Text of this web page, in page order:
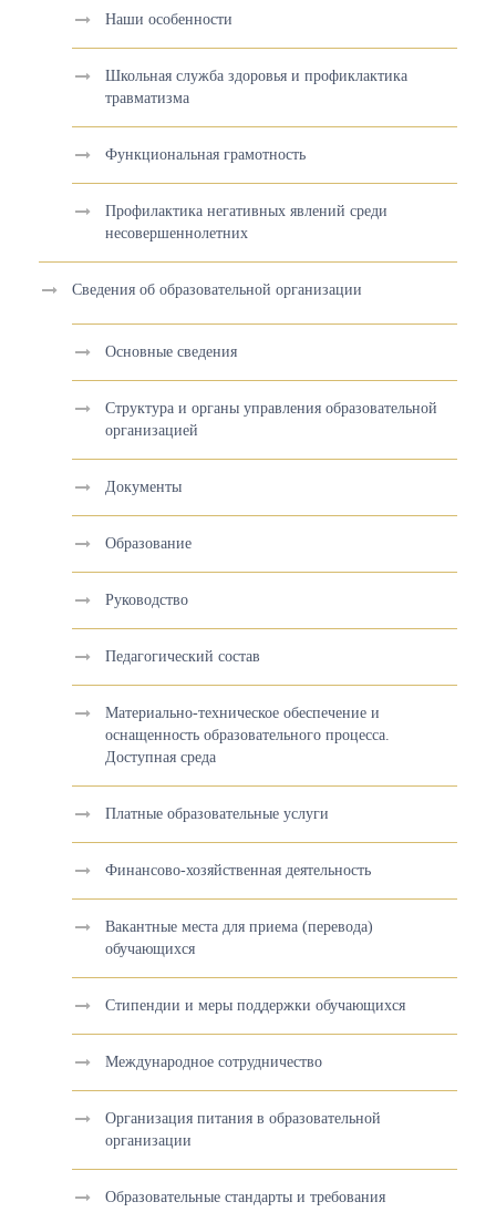
Наши особенности
Школьная служба здоровья и профиклактика
травматизма
Функциональная грамотность
Профилактика негативных явлений среди
несовершеннолетних
Сведения об образовательной организации
Основные сведения
Структура и органы управления образовательной
организацией
Документы
Образование
Руководство
Педагогический состав
Материально-техническое обеспечение и
оснащенность образовательного процесса.
Доступная среда
Платные образовательные услуги
Финансово-хозяйственная деятельность
Вакантные места для приема (перевода)
обучающихся
Стипендии и меры поддержки обучающихся
Международное сотрудничество
Организация питания в образовательной
организации
Образовательные стандарты и требования